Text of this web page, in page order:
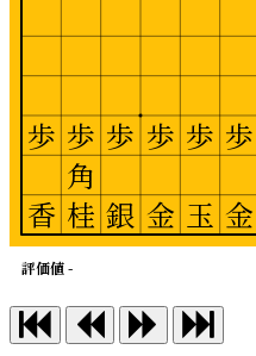
評価値 -
歩
金
歩
玉
歩
金
歩
銀
歩
角
桂
歩
香